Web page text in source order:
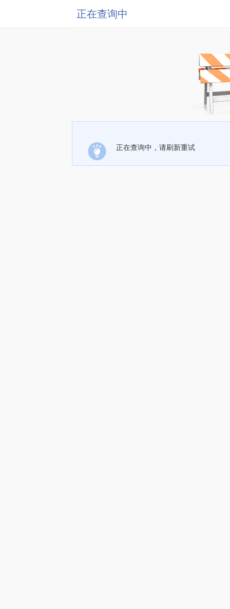
正在查询中
正在查询中，请刷新重试